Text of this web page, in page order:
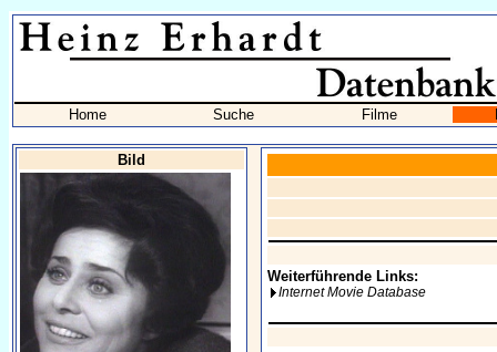
Home Suche Filme
Bild
Weiterführende Links:
Internet Movie Database